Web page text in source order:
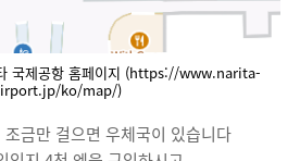
국제공항 홈페이지 (https://www.narita-
ko/map/)
금만 걸으면 우체국이 있습니다